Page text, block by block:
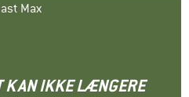
Max
KAN IKKE LÆNGERE